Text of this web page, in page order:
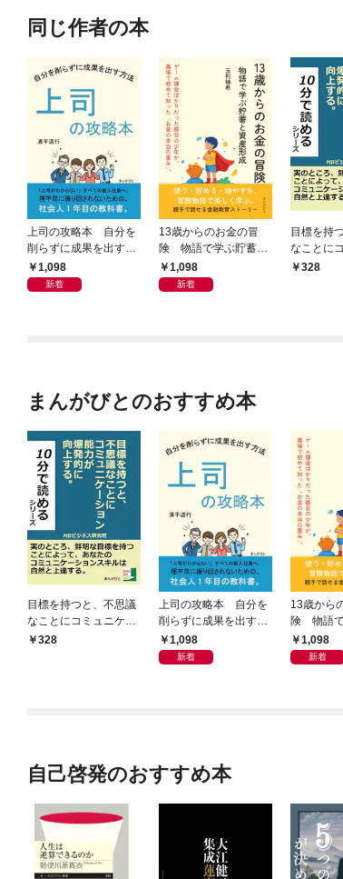
同じ作者の本
上司の攻略本 自分を
削らずに成果を出す方
法1,098
新着
13歳からのお金の冒
険 物語で学ぶ貯蓄と
資産形成
1,098
新着
目標を持
なことに
ション能
328
まんがびとのおすすめ本
目標を持つと、不思議
なことにコミュニケー
ション能力が爆発的に
328
上司の攻略本 自分を
削らずに成果を出す方
法1,098
新着
13歳から
険 物語
資産形成
1,098
新着
自己啓発のおすすめ本